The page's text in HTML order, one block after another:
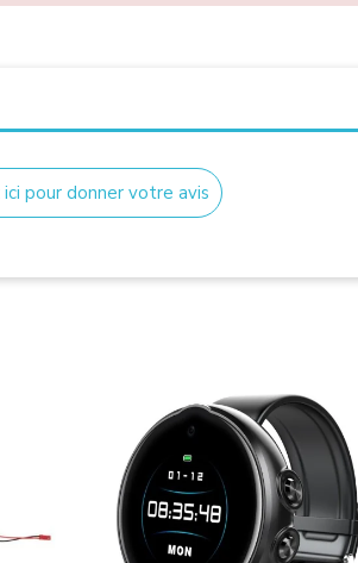
ici pour donner votre avis